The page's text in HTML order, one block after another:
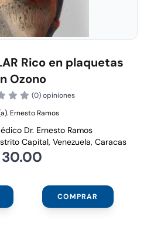
Rico en plaquetas
Ozono
(0) opiniones
Ernesto Ramos
Dr. Ernesto Ramos
Capital, Venezuela, Caracas
COMPRAR